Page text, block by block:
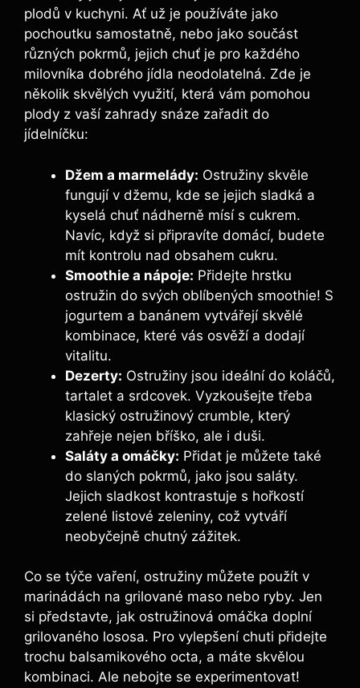
plodů v kuchyni. Ať už je používáte jako
pochoutku samostatně, nebo jako součást
různých pokrmů, jejich chuť je pro každého
milovníka dobrého jídla neodolatelná. Zde je
několik skvělých využití, která vám pomohou
plody z vaší zahrady snáze zařadit do
jídelníčku:
Džem a marmelády: Ostružiny skvěle
fungují v džemu, kde se jejich sladká a
kyselá chuť nádherně mísí s cukrem.
Navíc, když si připravíte domácí, budete
mít kontrolu nad obsahem cukru.
Smoothie a nápoje: Přidejte hrstku
ostružin do svých oblíbených smoothie! S
jogurtem a banánem vytvářejí skvělé
kombinace, které vás osvěží a dodají
vitalitu.
Dezerty: Ostružiny jsou ideální do koláčů,
tartalet a srdcovek. Vyzkoušejte třeba
klasický ostružinový crumble, který
zahřeje nejen bříško, ale i duši.
Saláty a omáčky: Přidat je můžete také
do slaných pokrmů, jako jsou saláty.
Jejich sladkost kontrastuje s hořkostí
zelené listové zeleniny, což vytváří
neobyčejně chutný zážitek.
Co se týče vaření, ostružiny můžete použít v
marinádách na grilované maso nebo ryby. Jen
si představte, jak ostružinová omáčka doplní
grilovaného lososa. Pro vylepšení chuti přidejte
trochu balsamikového octa, a máte skvělou
kombinaci. Ale nebojte se experimentovat!